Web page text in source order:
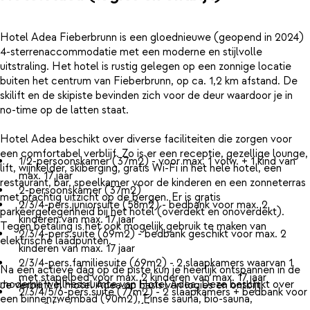
Hotel Adea Fieberbrunn is een gloednieuwe (geopend in 2024)
4-sterrenaccommodatie met een moderne en stijlvolle
uitstraling. Het hotel is rustig gelegen op een zonnige locatie
buiten het centrum van Fieberbrunn, op ca. 1,2 km afstand. De
skilift en de skipiste bevinden zich voor de deur waardoor je in
no-time op de latten staat.
Hotel Adea beschikt over diverse faciliteiten die zorgen voor
een comfortabel verblijf. Zo is er een receptie, gezellige lounge,
lift, wijnkelder, skiberging, gratis Wi-Fi in het hele hotel, een
restaurant, bar, speelkamer voor de kinderen en een zonneterras
met prachtig uitzicht op de bergen. Er is gratis
parkeergelegenheid bij het hotel (overdekt en onoverdekt).
Tegen betaling is het ook mogelijk gebruik te maken van
elektrische laadpunten.
Na een actieve dag op de piste kun je heerlijk ontspannen in de
moderne wellnessruimte van Hotel Adea. Deze beschikt over
een binnenzwembad (90m2), Finse sauna, bio-sauna,
1/2-persoonskamer (37m2) - voor max. 1 volw. + 1 kind van
max. 17 jaar
2-persoonskamer (37m2)
2/3/4-pers.juniorsuite (58m2) - bedbank voor max. 2
kinderen van max. 17 jaar
2/3/4-pers.suite (69m2) - bedbank geschikt voor max. 2
kinderen van max. 17 jaar
2/3/4-pers.familiesuite (69m2) - 2 slaapkamers waarvan 1
met stapelbed voor max. 2 kinderen van max. 17 jaar
2/3/4/5/6-pers.suite (77m2) - 2 slaapkamers + bedbank voor
max. 2 kinderen van max. 17 jaar
Je verblijft in Hotel Adea op basis van logies en ontbijt.